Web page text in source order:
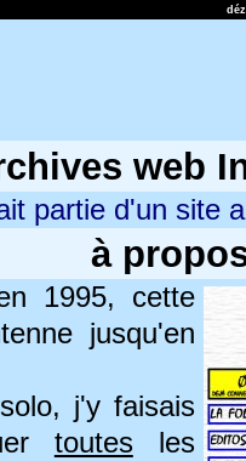
web
partie d'un site
à
1995, cette
jusqu'en
j'y faisais
toutesles